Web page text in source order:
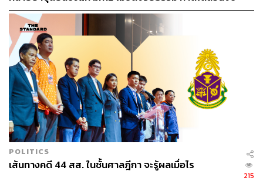
พฤษภาคมปี 2570
POLITICS
เส้นทางคดี 44 สส. ในชั้นศาลฎีกา จะรู้ผลเมื่อไร
215